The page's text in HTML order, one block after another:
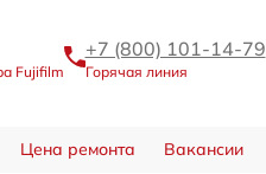
Fujifilm
+7 (800) 101-14-79
Горячая линия
Цена ремонта Вакансии